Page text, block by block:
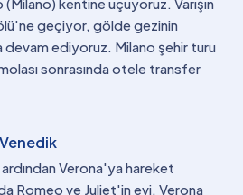
geçiyor, gölde gezinin
devam ediyoruz. Milano şehir turu
sonrasında otele transfer
Verona'ya hareket
Romeo ve Juliet'in evi, Verona